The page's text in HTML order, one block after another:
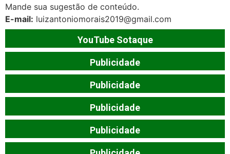
Mande sua sugestão de conteúdo.
E-mail: luizantoniomorais2019@gmail.com
YouTube Sotaque
Publicidade
Publicidade
Publicidade
Publicidade